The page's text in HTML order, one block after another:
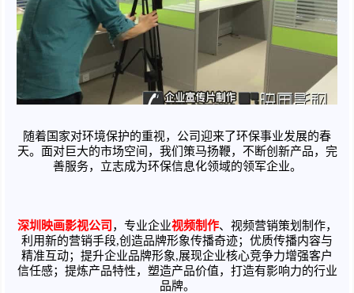
随着国家对环境保护的重视，公司迎来了环保事业发展的春
天。面对巨大的市场空间，我们策马扬鞭，不断创新产品，完
善服务，立志成为环保信息化领域的领军企业。
深圳映画影视公司 ，专业企业视频制作、视频营销策划制作，
利用新的营销手段,创造品牌形象传播奇迹；优质传播内容与
精准互动；提升企业品牌形象,展现企业核心竞争力增强客户
信任感；提炼产品特性，塑造产品价值，打造有影响力的行业
品牌。